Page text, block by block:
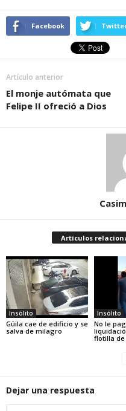
Facebook
Artículo anterior
El monje autómata que
Felipe II ofreció a Dios
Artículos
Insólito
Güila cae de edificio y se
salva de milagro
Insólito
No le
flotilla
Dejar una respuesta